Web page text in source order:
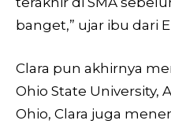
banget,” ujar ibu dari
Clara pun akhirnya
Ohio State University,
Ohio, Clara juga